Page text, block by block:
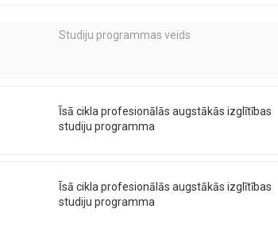
Studiju programmas veids
Īsā cikla profesionālās augstākās izglītības
studiju programma
Īsā cikla profesionālās augstākās izglītības
studiju programma